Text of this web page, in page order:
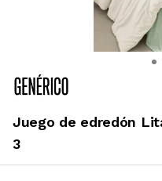
Juego de edredón
3